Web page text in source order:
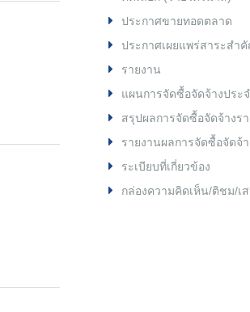
ประกาศขายทอดตลาด
ประกาศเผยแพร่สาระส
รายงาน
แผนการจัดซื้อจัดจ้างประ
สรุปผลการจัดซื้อจัดจ้างร
รายงานผลการจัดซื้อจัดจ้
ระเบียบที่เกี่ยวข้อง
กล่องความคิดเห็น/ติชม/เ